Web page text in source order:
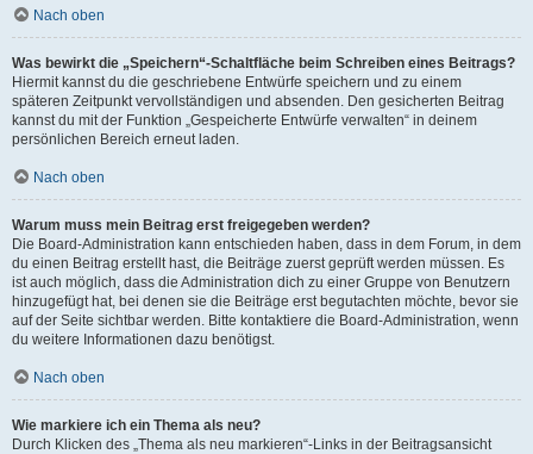
Nach oben
Was bewirkt die „Speichern“-Schaltfläche beim Schreiben eines Beitrags?
Hiermit kannst du die geschriebene Entwürfe speichern und zu einem
späteren Zeitpunkt vervollständigen und absenden. Den gesicherten Beitrag
kannst du mit der Funktion „Gespeicherte Entwürfe verwalten“ in deinem
persönlichen Bereich erneut laden.
Nach oben
Warum muss mein Beitrag erst freigegeben werden?
Die Board-Administration kann entschieden haben, dass in dem Forum, in dem
du einen Beitrag erstellt hast, die Beiträge zuerst geprüft werden müssen. Es
ist auch möglich, dass die Administration dich zu einer Gruppe von Benutzern
hinzugefügt hat, bei denen sie die Beiträge erst begutachten möchte, bevor sie
auf der Seite sichtbar werden. Bitte kontaktiere die Board-Administration, wenn
du weitere Informationen dazu benötigst.
Nach oben
Wie markiere ich ein Thema als neu?
Durch Klicken des „Thema als neu markieren“-Links in der Beitragsansicht